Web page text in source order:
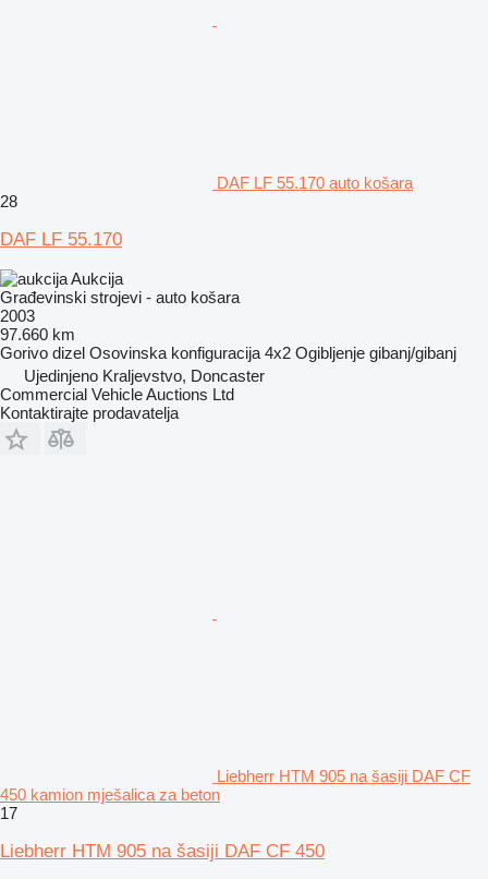
DAF LF 55.170 auto košara
28
DAF LF 55.170
Aukcija
Građevinski strojevi - auto košara
2003
97.660 km
Gorivo dizel Osovinska konfiguracija 4x2 Ogibljenje gibanj/gibanj
Ujedinjeno Kraljevstvo, Doncaster
Commercial Vehicle Auctions Ltd
Kontaktirajte prodavatelja
Liebherr HTM 905 na šasiji DAF CF
450 kamion mješalica za beton
17
Liebherr HTM 905 na šasiji DAF CF 450